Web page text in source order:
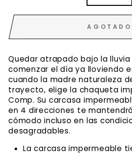
AGOTADO
Quedar atrapado bajo la
comenzar el día ya lloviendo
cuando la madre naturaleza
trayecto, elige la chaqueta
Comp. Su carcasa
en 4 direcciones te
cómodo incluso en las
desagradables.
La carcasa impermeable